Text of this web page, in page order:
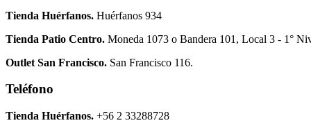
Tienda Huérfanos. Huérfanos 934
Tienda Patio Centro. Moneda 1073 o Bandera 101, Local 3 - 1°
Outlet San Francisco. San Francisco 116.
Teléfono
Tienda Huérfanos. +56 2 33288728